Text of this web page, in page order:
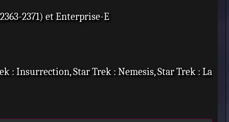
2371) et Enterprise-E
: Insurrection, Star Trek : Nemesis, Star Trek : La